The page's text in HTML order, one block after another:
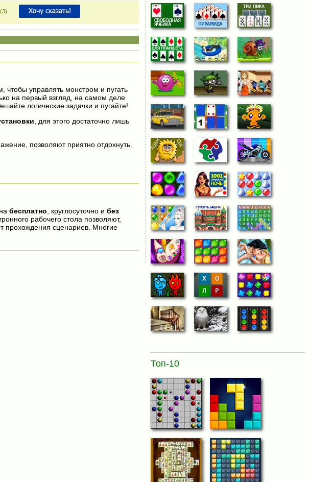
(3)
чтобы управлять монстром и пугать
на первый взгляд, на самом деле
логические задачки и пугайте!
, для этого достаточно лишь
позволяют приятно отдохнуть.
бесплатно , круглосуточно и без
рабочего стола позволяют,
прохождения сценариев. Многие
Топ-10